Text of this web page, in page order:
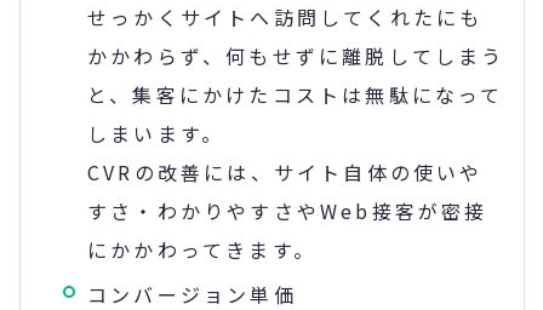
せっかくサイトへ訪問してくれたにも
かかわらず、何もせずに離脱してしまう
と、集客にかけたコストは無駄になって
しまいます。
CVRの改善には、サイト自体の使いや
すさ・わかりやすさやWeb接客が密接
にかかわってきます。
コンバージョン単価